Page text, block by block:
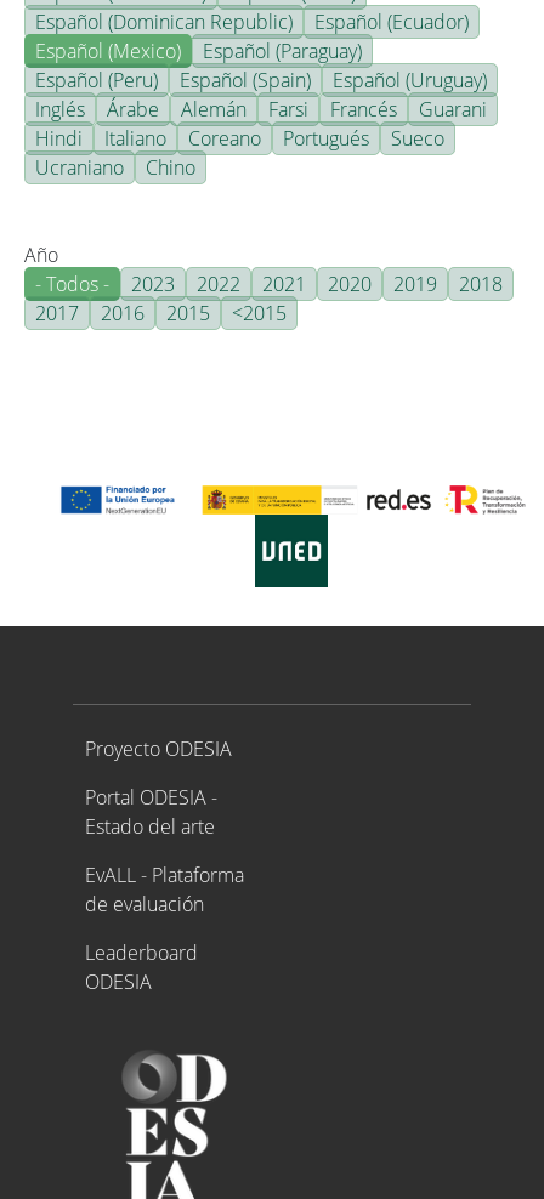
Español (Dominican Republic)
Español (Ecuador)
Español (Mexico)
Español (Paraguay)
Español (Peru)
Español (Spain)
Español (Uruguay)
Inglés
Árabe Alemán Farsi Francés
Guarani
Hindi
Italiano Coreano Portugués
Sueco
Ucraniano
Chino
Año
- Todos -
2023 2022 2021 2020 2019
2018
2017
2016 2015 <2015
Proyecto ODESIA
Proyecto ODESIA
Portal ODESIA -
Estado del arte
EvALL - Plataforma
de evaluación
Leaderboard
ODESIA